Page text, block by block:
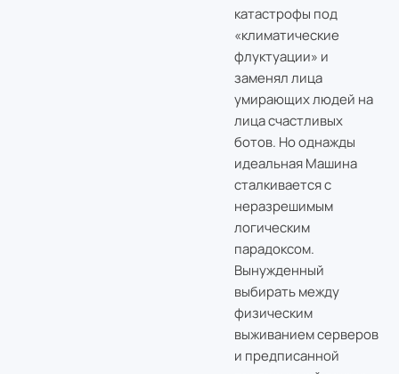
катастрофы под
«климатические
флуктуации» и
заменял лица
умирающих людей на
лица счастливых
ботов. Но однажды
идеальная Машина
сталкивается с
неразрешимым
логическим
парадоксом.
Вынужденный
выбирать между
физическим
выживанием серверов
и предписанной